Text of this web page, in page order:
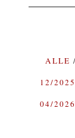
ALLE
12/2025
04/2026